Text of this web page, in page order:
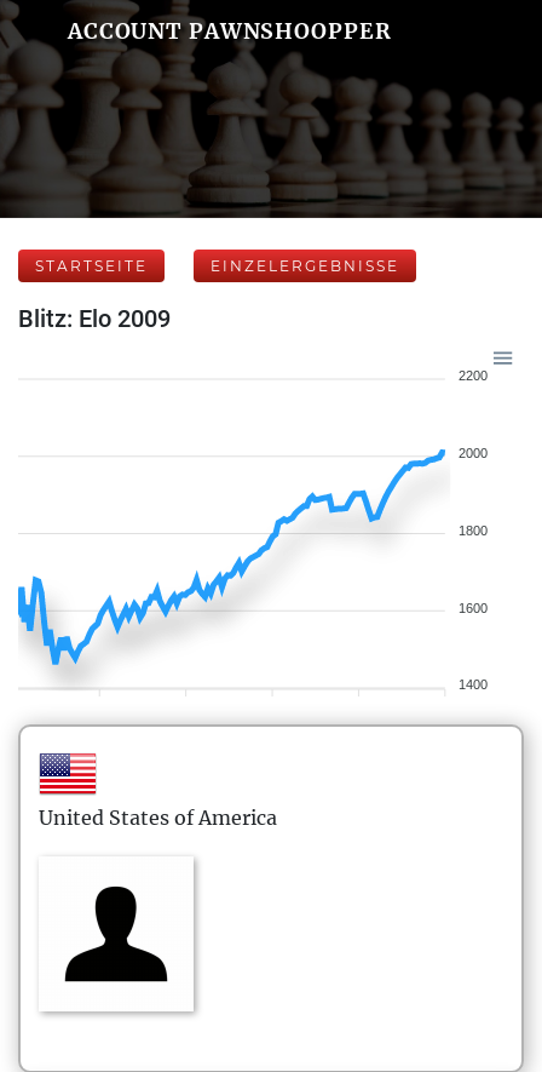
ACCOUNT PAWNSHOOPPER
STARTSEITE EINZELERGEBNISSE
Blitz: Elo 2009
2200
2000
1800
1600
1400
United States of America